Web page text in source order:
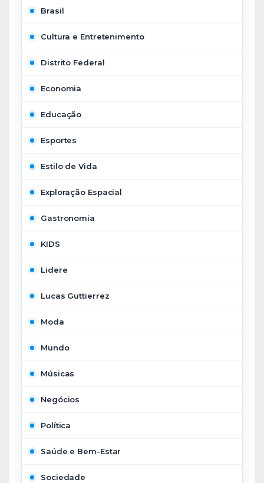
Brasil
Cultura e Entretenimento
Distrito Federal
Economia
Educação
Esportes
Estilo de Vida
Exploração Espacial
Gastronomia
KIDS
Lidere
Lucas Guttierrez
Moda
Mundo
Músicas
Negócios
Política
Saúde e Bem-Estar
Sociedade